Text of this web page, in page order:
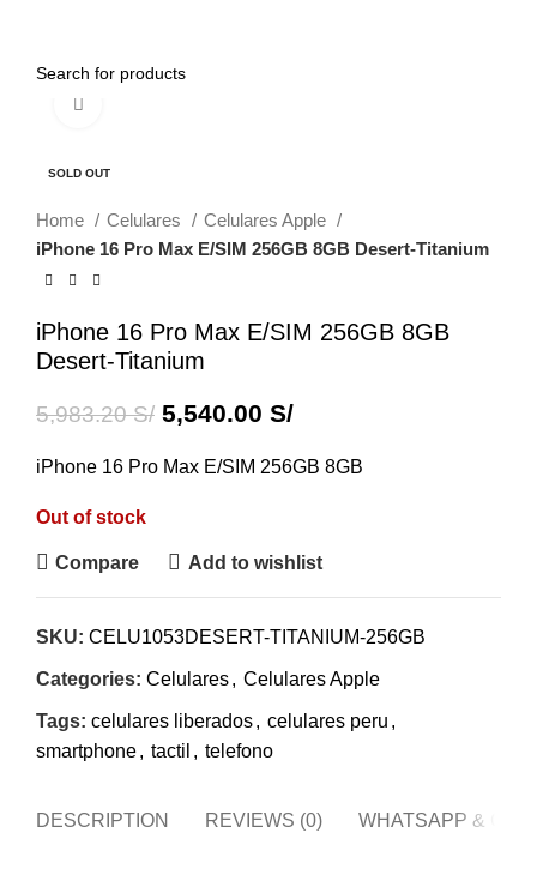
SOLD OUT
Home Celulares
Celulares Apple
iPhone 16 Pro Max E/SIM 256GB 8GB Desert-Titanium
iPhone 16 Pro Max E/SIM 256GB 8GB
Desert-Titanium
5,983.20S/ 5,540.00 S/
iPhone 16 Pro Max E/SIM 256GB 8GB
Out of stock
Compare Add to wishlist
SKU: CELU1053DESERT-TITANIUM-256GB
Categories: Celulares, Celulares Apple
Tags: celulares liberados, celulares peru ,
smartphone, tactil , telefono
DESCRIPTION REVIEWS (0) WHATSAPP &